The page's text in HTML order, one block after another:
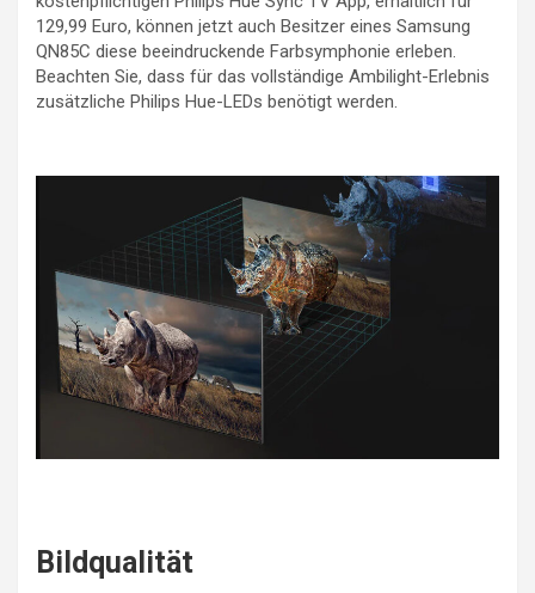
129,99 Euro, können jetzt auch Besitzer eines Samsung
QN85C diese beeindruckende Farbsymphonie erleben.
Beachten Sie, dass für das vollständige Ambilight-Erlebnis
zusätzliche Philips Hue-LEDs benötigt werden.
Bildqualität